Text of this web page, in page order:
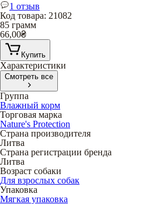
1 отзыв
Код товара: 21082
85 грамм
66,00₴
Купить
Характеристики
Смотреть все
Группа
Влажный корм
Торговая марка
Nature's Protection
Страна производителя
Литва
Страна регистрации бренда
Литва
Возраст собаки
Для взрослых собак
Упаковка
Мягкая упаковка